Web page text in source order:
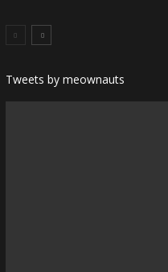
Tweets by meownauts